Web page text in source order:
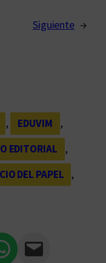
Siguiente →
, EDUVIM
,
EDITORIAL
,
DEL PAPEL
,
Compartir vía Email